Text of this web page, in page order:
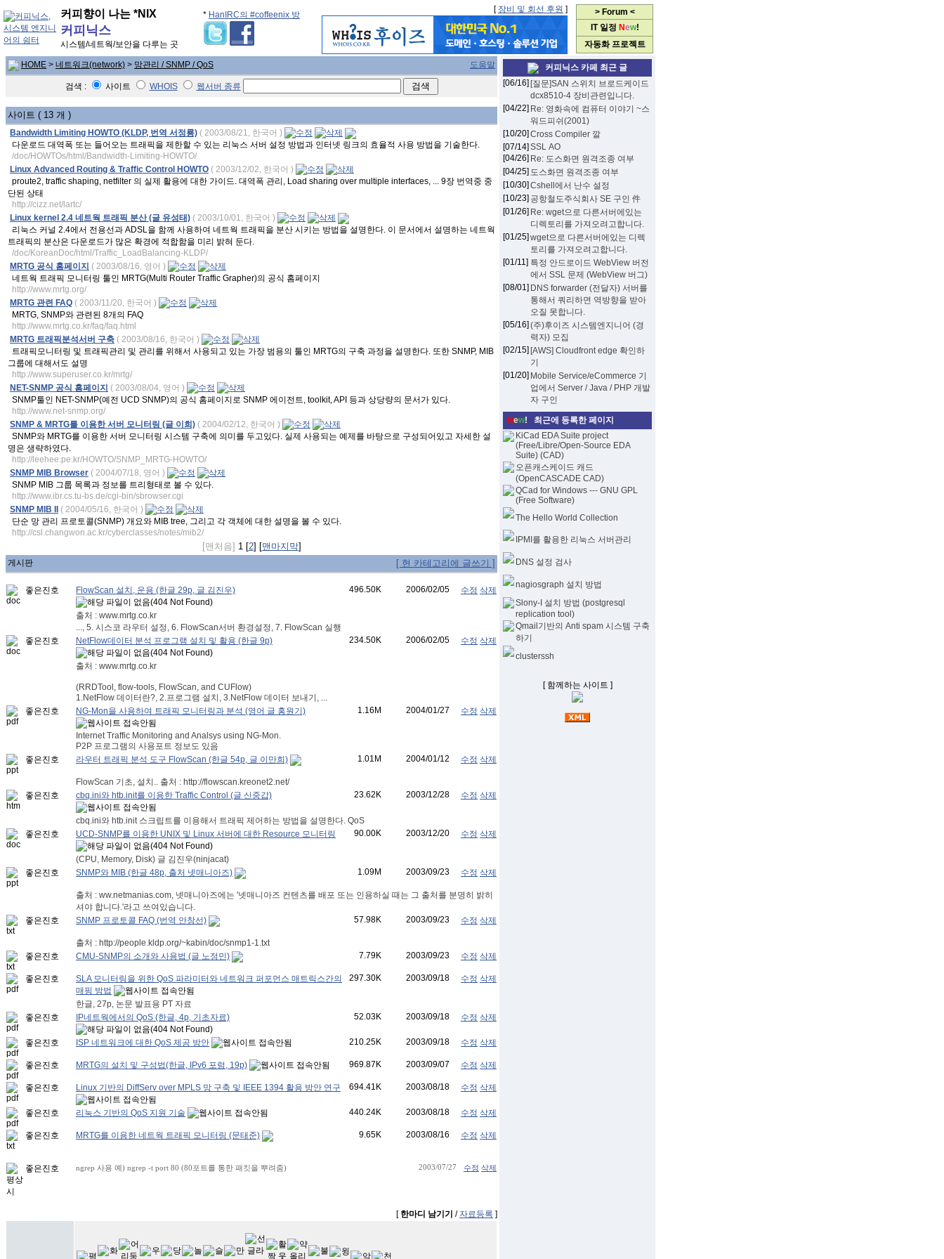
커피향이 나는 *NIX
커피닉스
시스템/네트웍/보안을 다루는 곳
* HanIRC의 #coffeenix 방
[ 장비 및 회선 후원 ]
> Forum <
IT 일정 New!
자동화 프로젝트
HOME > 네트워크(network) > 망관리 / SNMP / QoS 도움말
검색 : 사이트 WHOIS 웹서버 종류
사이트 ( 13 개 )
Bandwidth Limiting HOWTO (KLDP, 번역 서정룡) ( 2003/08/21, 한국어 )
다운로드 대역폭 또는 들어오는 트래픽을 제한할 수 있는 리눅스 서버 설정 방법과 인터넷 링크의 효율적 사용 방법을 기술한다.
/doc/HOWTOs/html/Bandwidth-Limiting-HOWTO/
Linux Advanced Routing & Traffic Control HOWTO ( 2003/12/02, 한국어 )
proute2, traffic shaping, netfilter 의 실제 활용에 대한 가이드. 대역폭 관리, Load sharing over multiple interfaces, ... 9장 번역중 중
단된 상태
http://cizz.net/lartc/
Linux kernel 2.4 네트웍 트래픽 분산 (글 유성태) ( 2003/10/01, 한국어 )
리눅스 커널 2.4에서 전용선과 ADSL을 함께 사용하여 네트웍 트래픽을 분산 시키는 방법을 설명한다. 이 문서에서 설명하는 네트웍
트래픽의 분산은 다운로드가 많은 확경에 적합함을 미리 밝혀 둔다.
/doc/KoreanDoc/html/Traffic_LoadBalancing-KLDP/
MRTG 공식 홈페이지 ( 2003/08/16, 영어 )
네트웍 트래픽 모니터링 툴인 MRTG(Multi Router Traffic Grapher)의 공식 홈페이지
http://www.mrtg.org/
MRTG 관련 FAQ ( 2003/11/20, 한국어 )
MRTG, SNMP와 관련된 8개의 FAQ
http://www.mrtg.co.kr/faq/faq.html
MRTG 트래픽분석서버 구축 ( 2003/08/16, 한국어 )
트래픽모니터링 및 트래픽관리 및 관리를 위해서 사용되고 있는 가장 범용의 툴인 MRTG의 구축 과정을 설명한다. 또한 SNMP, MIB
그룹에 대해서도 설명
http://www.superuser.co.kr/mrtg/
NET-SNMP 공식 홈페이지 ( 2003/08/04, 영어 )
SNMP툴인 NET-SNMP(예전 UCD SNMP)의 공식 홈페이지로 SNMP 에이전트, toolkit, API 등과 상당량의 문서가 있다.
http://www.net-snmp.org/
SNMP & MRTG를 이용한 서버 모니터링 (글 이희) ( 2004/02/12, 한국어 )
SNMP와 MRTG를 이용한 서버 모니터링 시스템 구축에 의미를 두고있다. 실제 사용되는 예제를 바탕으로 구성되어있고 자세한 설
명은 생략하였다.
http://leehee.pe.kr/HOWTO/SNMP_MRTG-HOWTO/
SNMP MIB Browser ( 2004/07/18, 영어 )
SNMP MIB 그룹 목록과 정보를 트리형태로 볼 수 있다.
http://www.ibr.cs.tu-bs.de/cgi-bin/sbrowser.cgi
SNMP MIB II
( 2004/05/16, 한국어 )
단순 망 관리 프로토콜(SNMP) 개요와 MIB tree, 그리고 각 객체에 대한 설명을 볼 수 있다.
http://csl.changwon.ac.kr/cyberclasses/notes/mib2/
[맨처음] 1 [2] [맨마지막]
게시판 [ 현 카테고리에 글쓰기 ]
좋은진호 FlowScan 설치, 운용 (한글 29p, 글 김진우) 496.50K 2006/02/05 수정 삭제
출처 : www.mrtg.co.kr
..., 5. 시스코 라우터 설정, 6. FlowScan서버 환경설정, 7. FlowScan 실행
좋은진호
NetFlow데이터 분석 프로그램 설치 및 활용 (한글 9p) 234.50K 2006/02/05 수정 삭제
출처 : www.mrtg.co.kr
(RRDTool, flow-tools, FlowScan, and CUFlow)
1.NetFlow 데이터란?, 2.프로그램 설치, 3.NetFlow 데이터 보내기, ...
좋은진호
NG-Mon을 사용하여 트래픽 모니터링과 분석 (영어 글 홍원기) 1.16M 2004/01/27 수정 삭제
Internet Traffic Monitoring and Analsys using NG-Mon.
P2P 프로그램의 사용포트 정보도 있음
좋은진호
라우터 트래픽 분석 도구 FlowScan (한글 54p, 글 이만희) 1.01M 2004/01/12 수정 삭제
FlowScan 기초, 설치.. 출처 : http://flowscan.kreonet2.net/
좋은진호
cbq.ini와 htb.init를 이용한 Traffic Control (글 신중갑) 23.62K 2003/12/28 수정 삭제
cbq.ini와 htb.init 스크립트를 이용해서 트래픽 제어하는 방법을 설명한다. QoS
좋은진호
UCD-SNMP를 이용한 UNIX 및 Linux 서버에 대한 Resource 모니터링 90.00K 2003/12/20 수정 삭제
(CPU, Memory, Disk) 글 김진우(ninjacat)
좋은진호
SNMP와 MIB (한글 48p, 출처 넷매니아즈) 1.09M 2003/09/23 수정 삭제
출처 : ww.netmanias.com, 넷매니아즈에는 '넷매니아즈 컨텐츠를 배포 또는 인용하실 때는 그 출처를 분명히 밝히
셔야 합니다.'라고 쓰여있습니다.
좋은진호
SNMP 프로토콜 FAQ (번역 안창선) 57.98K 2003/09/23 수정 삭제
출처 : http://people.kldp.org/~kabin/doc/snmp1-1.txt
좋은진호
CMU-SNMP의 소개와 사용법 (글 노정민) 7.79K 2003/09/23 수정 삭제
좋은진호
SLA 모니터링을 위한 QoS 파라미터와 네트워크 퍼포먼스 매트릭스간의
매핑 방법
297.30K 2003/09/18 수정 삭제
한글, 27p, 논문 발표용 PT 자료
좋은진호
IP네트웍에서의 QoS (한글, 4p, 기초자료) 52.03K 2003/09/18 수정 삭제
좋은진호 ISP 네트워크에 대한 QoS 제공 방안 210.25K 2003/09/18 수정 삭제
좋은진호 MRTG의 설치 및 구성법(한글, IPv6 포럼, 19p) 969.87K 2003/09/07 수정 삭제
좋은진호 Linux 기반의 DiffServ over MPLS 망 구축 및 IEEE 1394 활용 방안 연구 694.41K 2003/08/18 수정 삭제
좋은진호 리눅스 기반의 QoS 지원 기술 440.24K 2003/08/18 수정 삭제
좋은진호 MRTG를 이용한 네트웍 트래픽 모니터링 (문태준) 9.65K 2003/08/16 수정 삭제
좋은진호 ngrep 사용 예) ngrep -t port 80 (80포트를 통한 패킷을 뿌려줌) 2003/07/27 수정 삭제
[ 한마디 남기기 / 자료등록 ]
커피닉스 카페 최근 글
[06/16] [질문]SAN 스위치 브로드케이드
dcx8510-4 장비관련입니다.
[04/22] Re: 영화속에 컴퓨터 이야기 ~스
워드피쉬(2001)
[10/20] Cross Compiler 깔
[07/14] SSL АО
[04/26] Re: 도스화면 원격조종 여부
[04/25] 도스화면 원격조종 여부
[10/30] Cshell에서 난수 설정
[10/23] 공항철도주식회사 SE 구인 件
[01/26] Re: wget으로 다른서버에있는
디렉토리를 가져오려고합니다.
[01/25] wget으로 다른서버에있는 디렉
토리를 가져오려고합니다.
[01/11] 특정 안드로이드 WebView 버전
에서 SSL 문제 (WebView 버그)
[08/01] DNS forwarder (전달자) 서버를
통해서 쿼리하면 역방향을 받아
오질 못합니다.
[05/16] (주)후이즈 시스템엔지니어 (경
력자) 모집
[02/15] [AWS] Cloudfront edge 확인하
기
[01/20] Mobile Service/eCommerce 기
업에서 Server / Java / PHP 개발
자 구인
New! 최근에 등록한 페이지
KiCad EDA Suite project
(Free/Libre/Open-Source EDA
Suite) (CAD)
오픈캐스케이드 캐드
(OpenCASCADE CAD)
QCad for Windows --- GNU GPL
(Free Software)
The Hello World Collection
IPMI를 활용한 리눅스 서버관리
DNS 설정 검사
nagiosgraph 설치 방법
Slony-I 설치 방법 (postgresql
replication tool)
Qmail기반의 Anti spam 시스템 구축
하기
clusterssh
[ 함께하는 사이트 ]